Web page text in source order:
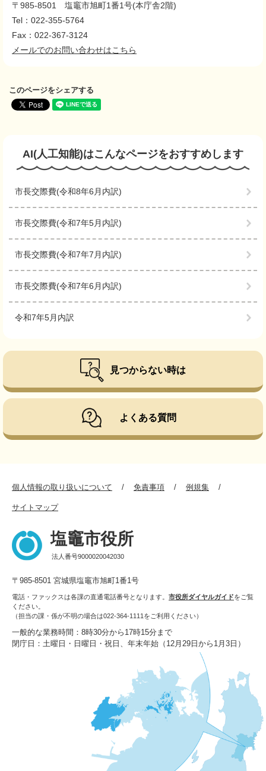
〒985-8501
塩竈市旭町1番1号(本庁舎2階)
Tel：022-355-5764
Fax：022-367-3124
メールでのお問い合わせはこちら
このページをシェアする
AI(人工知能)はこんなページをおすすめします
市長交際費(令和8年6月内訳)
市長交際費(令和7年5月内訳)
市長交際費(令和7年7月内訳)
市長交際費(令和7年6月内訳)
令和7年5月内訳
見つからない時は
よくある質問
個人情報の取り扱いについて 免責事項 例規集
サイトマップ
塩竈市役所
法人番号9000020042030
〒985-8501 宮城県塩竈市旭町1番1号
電話・ファックスは各課の直通電話番号となります。 市役所ダイヤルガイドをご覧
ください。
（担当の課・係が不明の場合は022-364-1111をご利用ください）
一般的な業務時間：8時30分から17時15分まで
閉庁日：土曜日・日曜日・祝日、年末年始（12月29日から1月3日）